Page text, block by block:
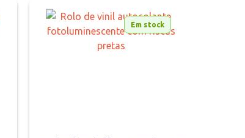
Em stock